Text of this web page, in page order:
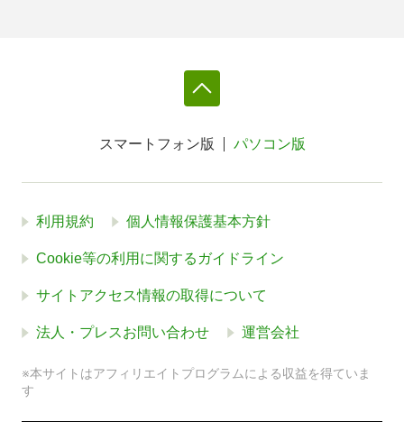
スマートフォン版 パソコン版
利用規約 個人情報保護基本方針
Cookie等の利用に関するガイドライン
サイトアクセス情報の取得について
法人・プレスお問い合わせ 運営会社
※本サイトはアフィリエイトプログラムによる収益を得ていま
す